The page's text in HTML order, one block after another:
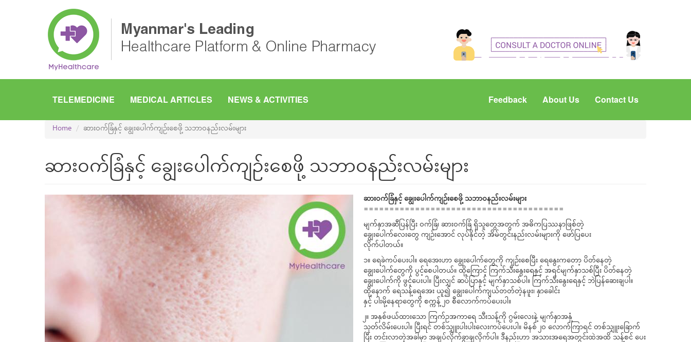
TELEMEDICINE MEDICAL ARTICLES NEWS & ACTIVITIES Feedback About Us Contact Us
Home ဆားဝက်ခြံနှင့် ချွေးပေါက်ကျဉ်းစေဖို့ သဘာဝနည်းလမ်းများ
ဆားဝက်ခြံနှင့် ချွေးပေါက်ကျဉ်းစေဖို့ သဘာဝနည်းလမ်းများ
ဆားဝက်ခြံနှင့် ချွေးပေါက်ကျဉ်းစေဖို့ သဘာဝနည်းလမ်းများ
=======================================
မျက်နှာအဆီပြန်ပြီး ဝက်ခြံ၊ ဆားဝက်ခြံ ရှိသူတွေအတွက် အဓိကပြဿနာဖြစ်တဲ့
ချွေးပေါက်လေးတွေ ကျဉ်းအောင် လုပ်နိုင်တဲ့ အိမ်တွင်းနည်းလမ်းများကို ဖော်ပြပေး
လိုက်ပါတယ်။
၁။ ရေခဲကပ်ပေးပါ။ ရေအေးဟာ ချွေးပေါက်တွေကို ကျဉ်းစေပြီး ရေနွေးကတော့ ပိတ်နေတဲ့
ချွေးပေါက်တွေကို ပွင့်စေပါတယ်။ ထို့ကြောင့် ကြက်သီးနွေးရေနှင့် အရင်မျက်နှာသစ်ပြီး ပိတ်နေတဲ့
ချွေးပေါက်ကို ဖွင့်ပေးပါ။ ပြီးလျှင် ဆပ်ပြာနှင့် မျက်နှာသစ်ပါ။ ကြက်သီးနွေးရေနှင့် ဘဲပြန်ဆေးချပါ။
ထို့နောက် ရေသန့်ရေအေး ယူ၍ ချွေးပေါက်ကျယ်တတ်တဲ့နဖူး၊ နှာခေါင်း
နှင့် ပါးမို့နေရာတွေကို စက္ကန့် ၂၀ စီလောက်ကပ်ပေးပါ။
၂။ အနှစ်ဖယ်ထားသော ကြက်ဥအကာရေ သီးသန့်ကို ဂွမ်းလေးနဲ့ မျက်နှာအနှံ့
သုတ်လိမ်းပေးပါ။ ပြီးရင် တစ်သျှူးပါးပါးလေးကပ်ပေးပါ။ မိနစ် ၂၀ လောက်ကြာရင် တစ်သျှူးခြောက်
ပြီး တင်းလာတဲ့အခါမှာ အချပ်လိုက်ခွာချလိုက်ပါ။ ဒီနည်းဟာ အသားအရေအတွင်းထဲအထိ သန့်စင် ပေး